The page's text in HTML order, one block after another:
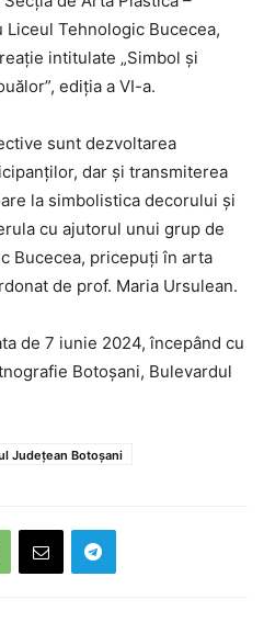
Tehnologic Bucecea,
intitulate „Simbol și
ediția a VI-a.
sunt dezvoltarea
dar și transmiterea
la simbolistica decorului și
cu ajutorul unui grup de
Bucecea, pricepuți în arta
de prof. Maria Ursulean.
de 7 iunie 2024, începând cu
Botoșani, Bulevardul
Județean Botoșani